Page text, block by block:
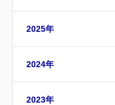
2025年
2024年
2023年